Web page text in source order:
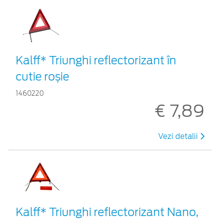
Kalff* Triunghi reflectorizant în
cutie roșie
1460220
€ 7,89
Vezi detalii
Kalff* Triunghi reflectorizant Nano,